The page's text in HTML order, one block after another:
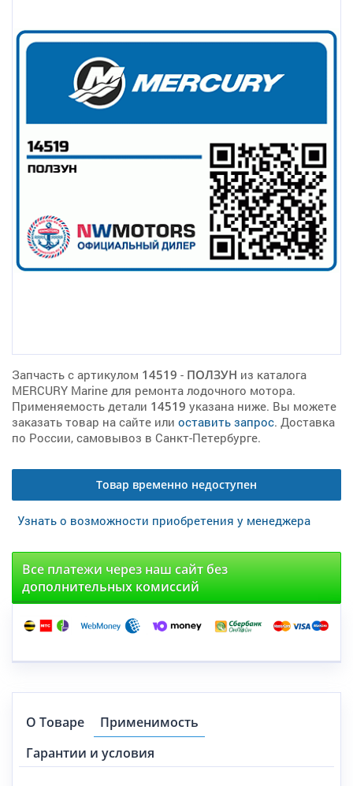
Запчасть с артикулом 14519 - ПОЛЗУН из каталога
MERCURY Marine для ремонта лодочного мотора.
Применяемость детали 14519 указана ниже. Вы можете
заказать товар на сайте или оставить запрос. Доставка
по России, самовывоз в Санкт-Петербурге.
Товар временно недоступен
Узнать о возможности приобретения у менеджера
Все платежи через наш сайт без
дополнительных комиссий
О Товаре
Применимость
Гарантии и условия